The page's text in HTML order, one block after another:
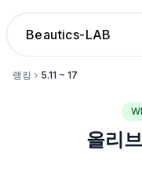
Beautics-LAB
랭킹 5.11 ~ 17
올리